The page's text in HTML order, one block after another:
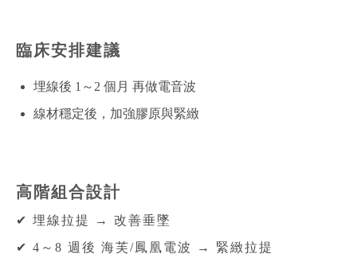
臨床安排建議
埋線後 1～2 個月 再做電音波
線材穩定後，加強膠原與緊緻
高階組合設計
✔ 埋線拉提 → 改善垂墜
✔ 4～8 週後 海芙/鳳凰電波 → 緊緻拉提